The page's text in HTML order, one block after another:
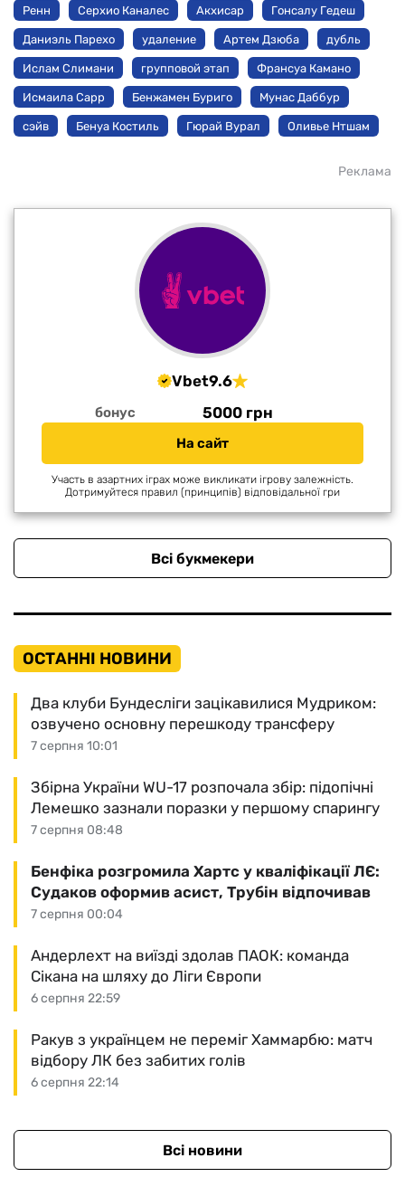
Ренн Серхио Каналес Акхисар Гонсалу Гедеш
Даниэль Парехо удаление Артем Дзюба дубль
Ислам Слимани групповой этап Франсуа Камано
Исмаила Сарр Бенжамен Буриго Мунас Даббур
сэйв Бенуа Костиль Гюрай Вурал Оливье Нтшам
Реклама
Vbet9.6
бонус 5000 грн
На сайт
Участь в азартних іграх може викликати ігрову залежність.
Дотримуйтеся правил (принципів) відповідальної гри
Всі букмекери
ОСТАННІ НОВИНИ
7 серпня 10:01
Два клуби Бундесліги зацікавилися Мудриком:
озвучено основну перешкоду трансферу
7 серпня 08:48
Збірна України WU-17 розпочала збір: підопічні
Лемешко зазнали поразки у першому спарингу
7 серпня 00:04
Бенфіка розгромила Хартс у кваліфікації ЛЄ:
Судаков оформив асист, Трубін відпочивав
6 серпня 22:59
Андерлехт на виїзді здолав ПАОК: команда
Сікана на шляху до Ліги Європи
6 серпня 22:14
Ракув з українцем не переміг Хаммарбю: матч
відбору ЛК без забитих голів
Всі новини